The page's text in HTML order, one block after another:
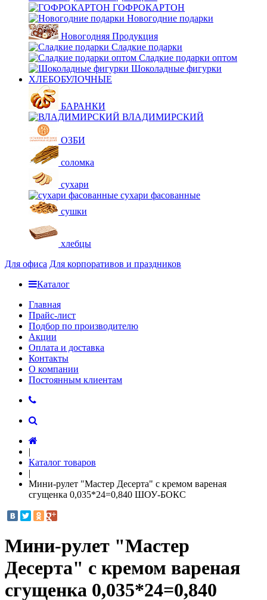
ГОФРОКАРТОН
Новогодние подарки
Новогодняя Продукция
Сладкие подарки
Сладкие подарки оптом
Шоколадные фигурки
ХЛЕБОБУЛОЧНЫЕ
БАРАНКИ
ВЛАДИМИРСКИЙ
ОЗБИ
соломка
сухари
сухари фасованные
сушки
хлебцы
Для офиса Для корпоративов и праздников
Каталог
Главная
Прайс-лист
Подбор по производителю
Акции
Оплата и доставка
Контакты
О компании
Постоянным клиентам
|
Каталог товаров
|
Мини-рулет "Мастер Десерта" с кремом вареная
сгущенка 0,035*24=0,840 ШОУ-БОКС
Мини-рулет "Мастер
Десерта" с кремом вареная
сгущенка 0,035*24=0,840